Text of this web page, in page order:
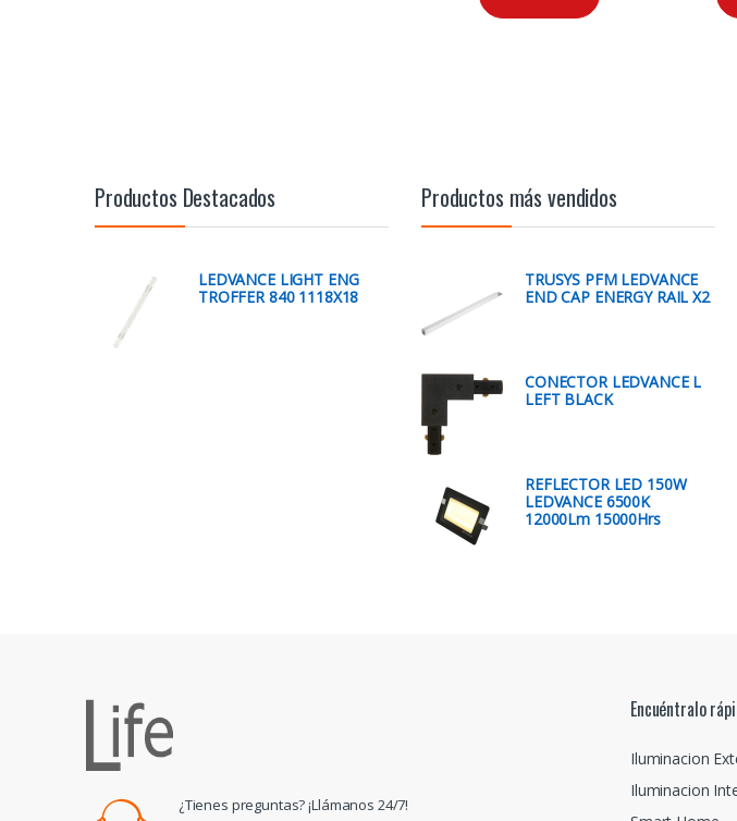
Productos Destacados
LEDVANCE LIGHT ENG
TROFFER 840 1118X18
Productos más vendidos
TRUSYS PFM LEDVANCE
END CAP ENERGY RAIL X2
CONECTOR LEDVANCE L
LEFT BLACK
REFLECTOR LED 150W
LEDVANCE 6500K
12000Lm 15000Hrs
¿Tienes preguntas? ¡Llámanos 24/7!
Encuéntralo
Iluminacion
Iluminacion